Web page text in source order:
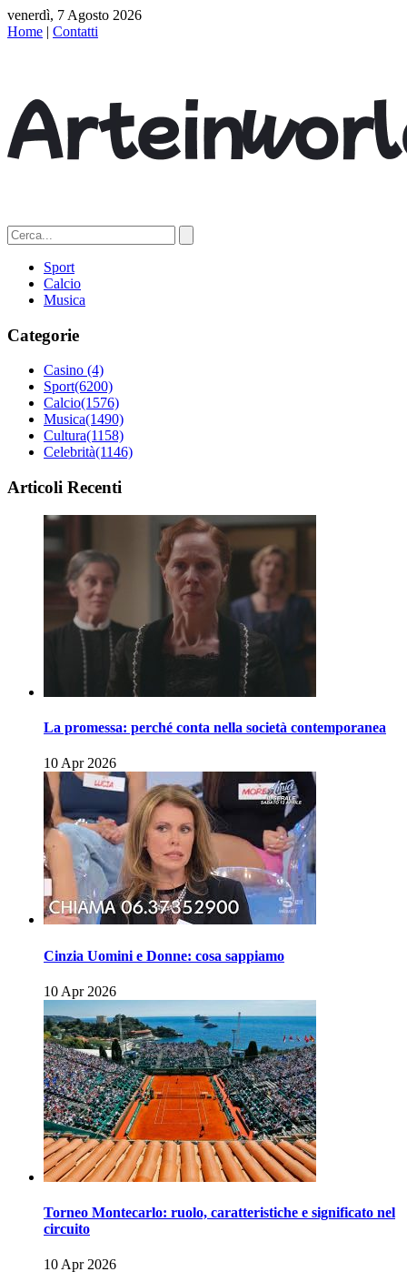
venerdì, 7 Agosto 2026
Home | Contatti
Sport
Calcio
Musica
Categorie
Casino (4)
Sport(6200)
Calcio(1576)
Musica(1490)
Cultura(1158)
Celebrità(1146)
Articoli Recenti
La promessa: perché conta nella società contemporanea
10 Apr 2026
Cinzia Uomini e Donne: cosa sappiamo
10 Apr 2026
Torneo Montecarlo: ruolo, caratteristiche e significato nel
circuito
10 Apr 2026